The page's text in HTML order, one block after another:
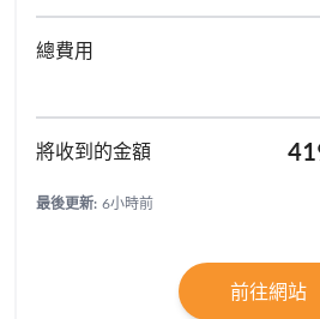
最後更新: 6小時前
前往網站